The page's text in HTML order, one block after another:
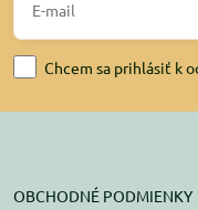
Chcem sa prihlásiť k
OBCHODNÉ PODMIENKY